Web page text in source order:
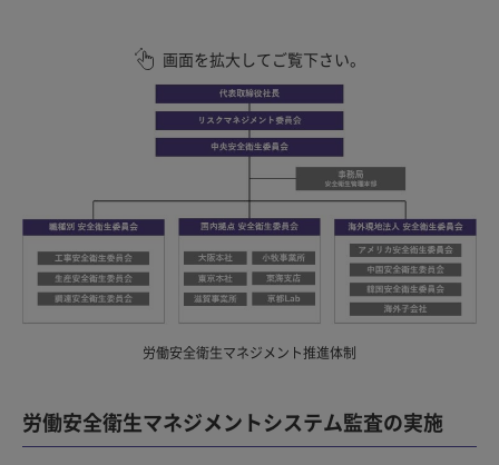
画面を拡大してご覧下さい。
労働安全衛生マネジメント推進体制
労働安全衛生マネジメントシステム監査の実施